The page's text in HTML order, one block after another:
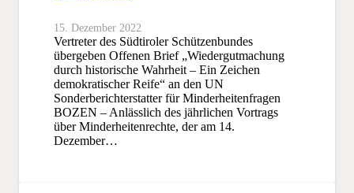
15. Dezember 2022
Vertreter des Südtiroler Schützenbundes
übergeben Offenen Brief „Wiedergutmachung
durch historische Wahrheit – Ein Zeichen
demokratischer Reife“ an den UN
Sonderberichterstatter für Minderheitenfragen
BOZEN – Anlässlich des jährlichen Vortrags
über Minderheitenrechte, der am 14.
Dezember…